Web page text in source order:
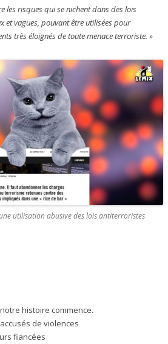
les risques qui se nichent dans des lois
et vagues, pouvant être utilisées pour
très éloignés de toute menace terroriste. »
utilisation abusive des lois antiterroristes
histoire commence.
de violences
fiancées